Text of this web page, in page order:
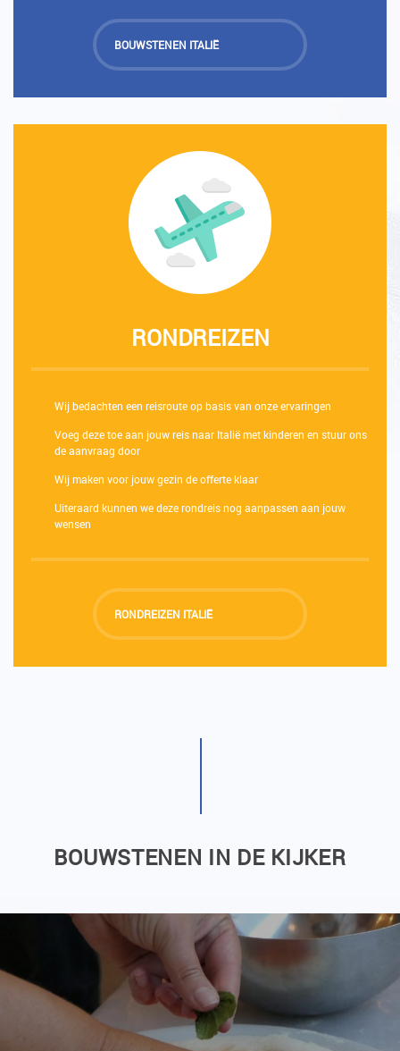
BOUWSTENEN ITALIË
RONDREIZEN
Wij bedachten een reisroute op basis van onze ervaringen
Voeg deze toe aan jouw reis naar Italië met kinderen en stuur ons
de aanvraag door
Wij maken voor jouw gezin de offerte klaar
Uiteraard kunnen we deze rondreis nog aanpassen aan jouw
wensen
RONDREIZEN ITALIË
BOUWSTENEN IN DE KIJKER